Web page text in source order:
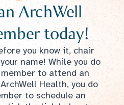
ArchWell
today!
you know it, chair
name! While you do
to attend an
Health, you do
to schedule an